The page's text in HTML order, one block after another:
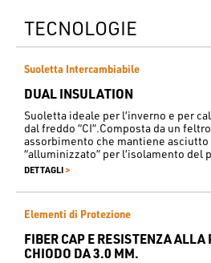
TECNOLOGIE
Suoletta Intercambiabile
DUAL INSULATION
Suoletta ideale per l’inverno e per
dal freddo “CI”.Composta da un
assorbimento che mantiene
“alluminizzato” per l’isolamento del
DETTAGLI >
Elementi di Protezione
FIBER CAP E RESISTENZA
CHIODO DA 3.0 MM.